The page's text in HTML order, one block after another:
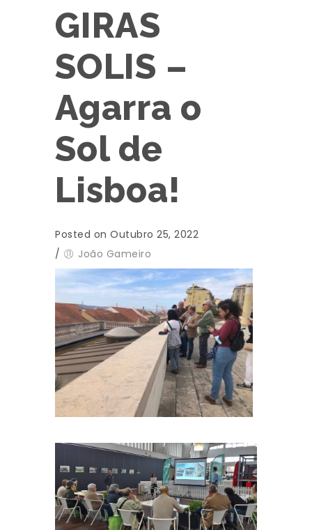
GIRAS
SOLIS –
Agarra o
Sol de
Lisboa!
Posted on Outubro 25, 2022
/
João Gameiro